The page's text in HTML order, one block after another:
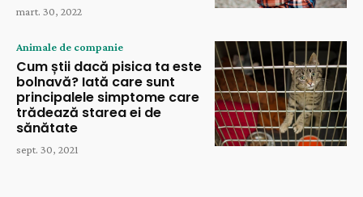
mart. 30, 2022
Animale de companie
Cum știi dacă pisica ta este
bolnavă? Iată care sunt
principalele simptome care
trădează starea ei de
sănătate
sept. 30, 2021